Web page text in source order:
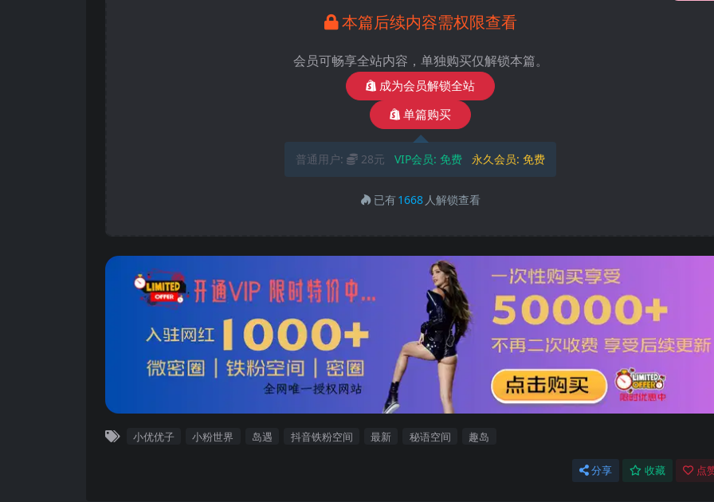
本篇后续内容需权限查看
会员可畅享全站内容，单独购买仅解锁本篇。
成为会员解锁全站
单篇购买
普通用户: 28元 VIP会员: 免费 永久会员:免费
已有1668 人解锁查看
小优优子 小粉世界 岛遇 抖音铁粉空间 最新 秘语空间 趣岛
分享 收藏 点